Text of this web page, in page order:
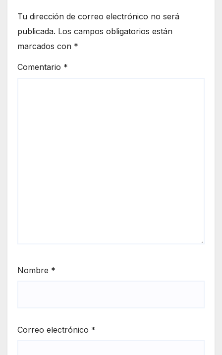
Tu dirección de correo electrónico no será
publicada. Los campos obligatorios están
marcados con *
Comentario *
Nombre *
Correo electrónico *